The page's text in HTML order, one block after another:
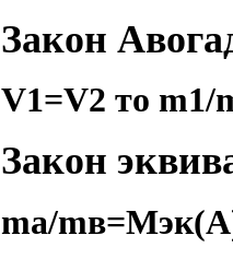
Закон
V1=V2 то m1/
Закон
ma/mв